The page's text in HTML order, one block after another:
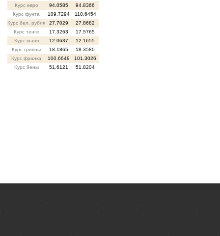
Курс евро
94.0585
94.8366
Курс фунта
109.7294
110.6454
Курс бел. рубля
27.7029
27.8682
Курс тенге
17.3263
17.5765
Курс юаня
12.0637
12.1655
Курс гривны
18.1865
18.3580
Курс франка
100.6649
101.3026
Курс йены
51.6121 51.8204